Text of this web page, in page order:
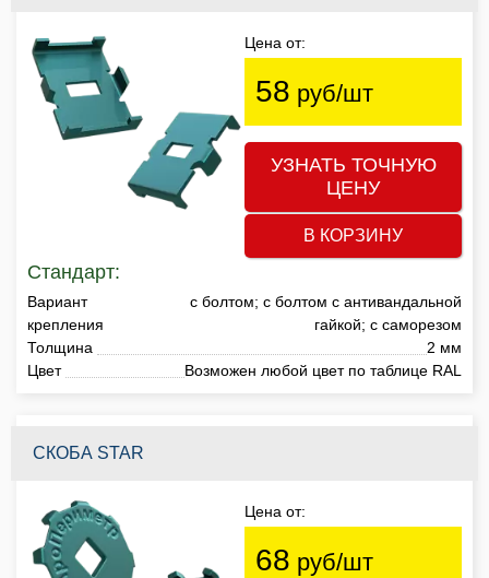
Цена от:
58 руб/шт
УЗНАТЬ ТОЧНУЮ
ЦЕНУ
В КОРЗИНУ
Стандарт:
Вариант
крепления
с болтом; с болтом с антивандальной
гайкой; с саморезом
Толщина
2 мм
Цвет
Возможен любой цвет по таблице RAL
СКОБА STAR
Цена от:
68 руб/шт